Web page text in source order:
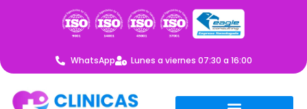
WhatsApp Lunes a viernes 07:30 a 16:00